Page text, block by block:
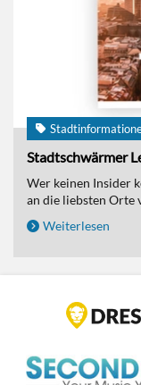
Stadtschwärmer
Wer keinen Insider
an die liebsten Orte
Weiterlesen